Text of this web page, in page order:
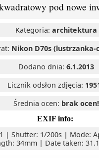
pod nowe
Kategoria: architektura
Nikon D70s
Dodano dnia: 6.1.2013
Licznik odsłon zdjęcia:
Średnia ocen: brak ocen!
EXIF info:
| Shutter: 1/200s | Mode:
34mm | Date taken: